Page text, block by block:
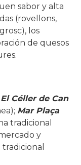
sabor y alta
(rovellons,
los
de quesos
El Céller de Can
Mar Plaça
tradicional
y
tradicional